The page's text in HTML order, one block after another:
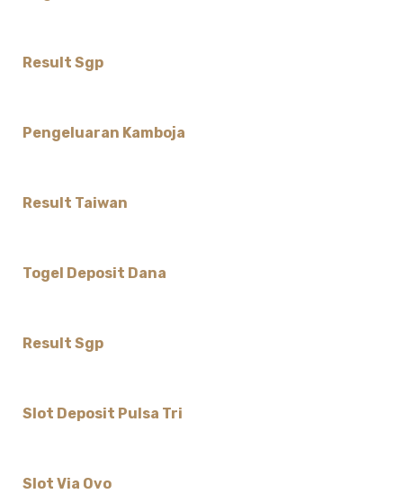
Result Sgp
Pengeluaran Kamboja
Result Taiwan
Togel Deposit Dana
Result Sgp
Slot Deposit Pulsa Tri
Slot Via Ovo